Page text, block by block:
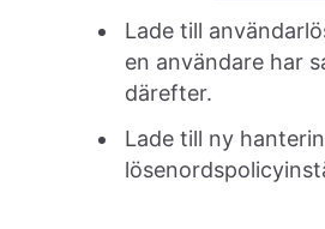
Lade till
en användare har
därefter.
Lade till ny